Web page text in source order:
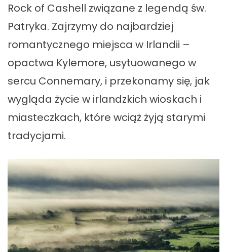
Rock of Cashell związane z legendą św.
Patryka. Zajrzymy do najbardziej
romantycznego miejsca w Irlandii –
opactwa Kylemore, usytuowanego w
sercu Connemary, i przekonamy się, jak
wygląda życie w irlandzkich wioskach i
miasteczkach, które wciąż żyją starymi
tradycjami.